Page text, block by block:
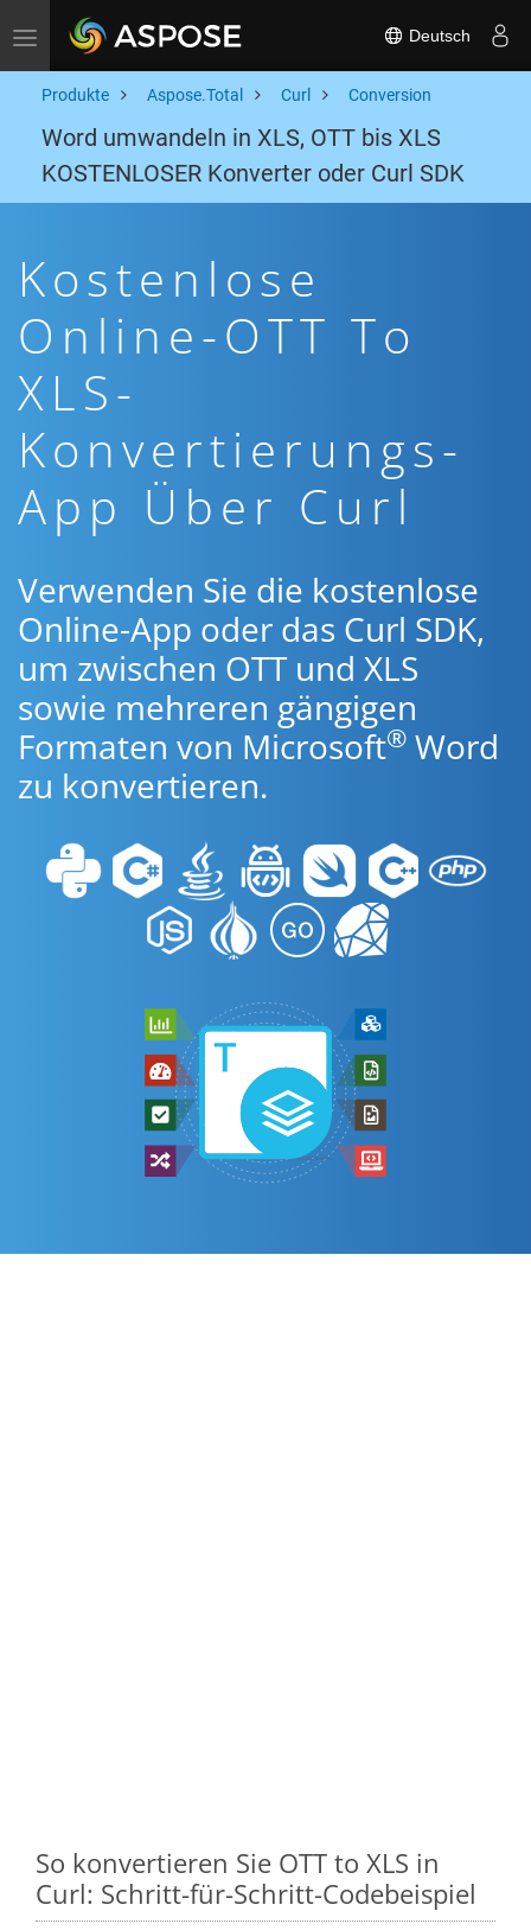
Toggle navigation Deutsch
Produkte Aspose.Total Curl Conversion
Word umwandeln in XLS, OTT bis XLS
KOSTENLOSER Konverter oder Curl SDK
Kostenlose
Online-OTT To
XLS-
Konvertierungs-
App Über Curl
Verwenden Sie die kostenlose
Online-App oder das Curl SDK,
um zwischen OTT und XLS
sowie mehreren gängigen
Formaten von Microsoft® Word
zu konvertieren.
So konvertieren Sie OTT to XLS in
Curl: Schritt-für-Schritt-Codebeispiel